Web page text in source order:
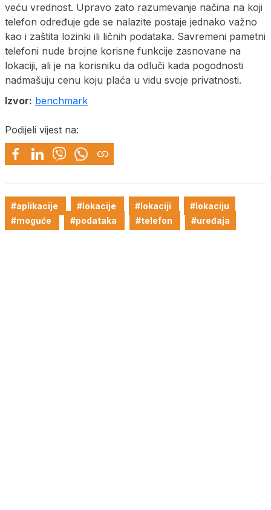
veću vrednost. Upravo zato razumevanje načina na koji
telefon određuje gde se nalazite postaje jednako važno
kao i zaštita lozinki ili ličnih podataka. Savremeni pametni
telefoni nude brojne korisne funkcije zasnovane na
lokaciji, ali je na korisniku da odluči kada pogodnosti
nadmašuju cenu koju plaća u vidu svoje privatnosti.
Izvor: benchmark
Podijeli vijest na:
#aplikacije #lokacije #lokaciji
#lokaciju
#moguće
#podataka #telefon #uređaja